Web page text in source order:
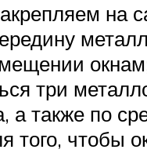
на
три
а также по
чтобы